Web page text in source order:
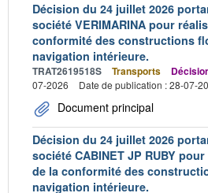
Décision du 24 juillet 2026
société VERIMARINA pour
conformité des constructions
navigation intérieure.
TRAT2619518S Transports
07-2026
Date de publication : 28-07-
Document principal
Décision du 24 juillet 2026
société CABINET JP RUBY
de la conformité des
navigation intérieure.